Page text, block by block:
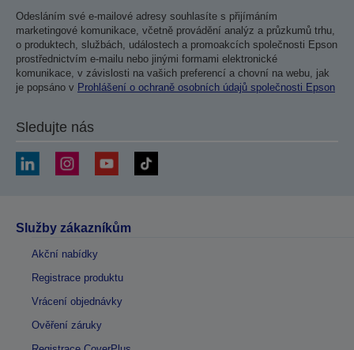
Odesláním své e-mailové adresy souhlasíte s přijímáním
marketingové komunikace, včetně provádění analýz a průzkumů trhu,
o produktech, službách, událostech a promoakcích společnosti Epson
prostřednictvím e-mailu nebo jinými formami elektronické
komunikace, v závislosti na vašich preferencí a chovní na webu, jak
je popsáno v Prohlášení o ochraně osobních údajů společnosti Epson
Sledujte nás
Služby zákazníkům
Akční nabídky
Registrace produktu
Vrácení objednávky
Ověření záruky